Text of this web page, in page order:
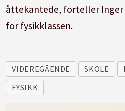
åttekantede, forteller Inger
for fysikklassen.
VIDEREGÅENDE SKOLE
FYSIKK